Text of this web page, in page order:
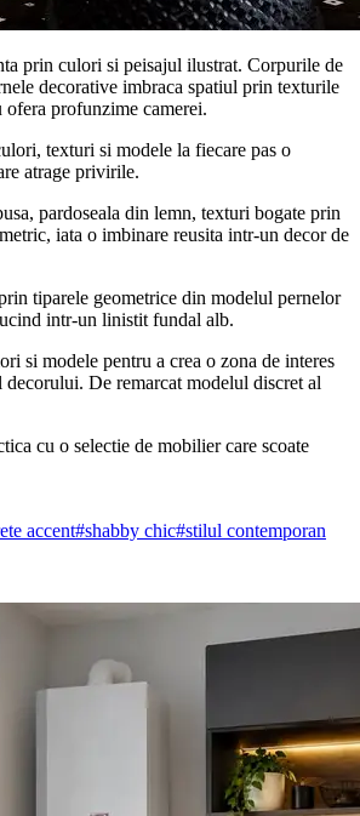
prin culori si peisajul ilustrat. Corpurile de
decorative imbraca spatiul prin texturile
profunzime camerei.
texturi si modele la fiecare pas o
atrage privirile.
pardoseala din lemn, texturi bogate prin
iata o imbinare reusita intr-un decor de
tiparele geometrice din modelul pernelor
intr-un linistit fundal alb.
si modele pentru a crea o zona de interes
De remarcat modelul discret al
cu o selectie de mobilier care scoate
accent#shabby chic#stilul contemporan